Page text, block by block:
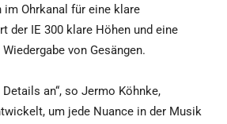
Ohrkanal für eine klare
der IE 300 klare Höhen und eine
von Gesängen.
an“, so Jermo Köhnke,
um jede Nuance in der Musik